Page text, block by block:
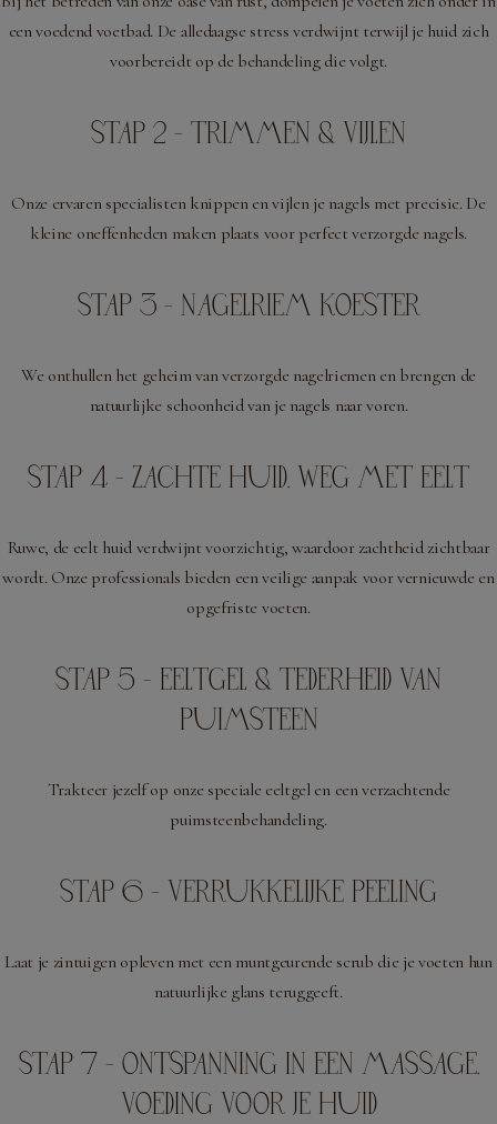
een voedend voetbad. De alledaagse stress verdwijnt terwijl je huid zich
voorbereidt op de behandeling die volgt.
STAP 2 - TRIMMEN & VIJLEN
Onze ervaren specialisten knippen en vijlen je nagels met precisie. De
kleine oneffenheden maken plaats voor perfect verzorgde nagels.
STAP 3 - NAGELRIEM KOESTER
We onthullen het geheim van verzorgde nagelriemen en brengen de
natuurlijke schoonheid van je nagels naar voren.
STAP 4 - ZACHTE HUID, WEG MET EELT
Ruwe, de eelt huid verdwijnt voorzichtig, waardoor zachtheid zichtbaar
wordt. Onze professionals bieden een veilige aanpak voor vernieuwde en
opgefriste voeten.
STAP 5 - EELTGEL & TEDERHEID VAN
PUIMSTEEN
Trakteer jezelf op onze speciale eeltgel en een verzachtende
puimsteenbehandeling.
STAP 6 - VERRUKKELIJKE PEELING
Laat je zintuigen opleven met een muntgeurende scrub die je voeten hun
natuurlijke glans teruggeeft.
STAP 7 - ONTSPANNING IN EEN MASSAGE,
VOEDING VOOR JE HUID